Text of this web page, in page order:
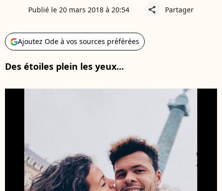
Publié le 20 mars 2018 à 20:54 share Partager
Ajoutez Ode à vos sources préférées
Des étoiles plein les yeux...